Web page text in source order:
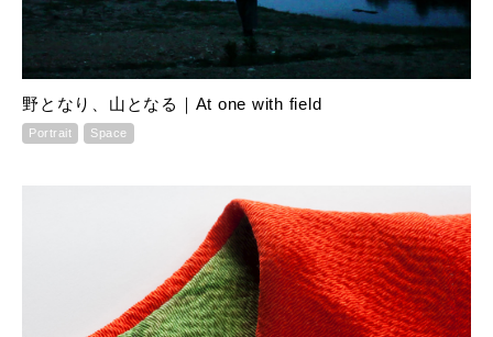
野となり、山となる｜At one with field
Portrait Space